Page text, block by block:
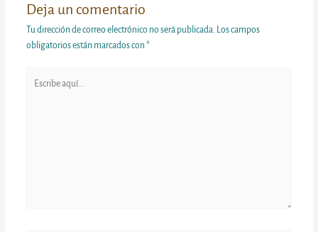
Deja un comentario
Tu dirección de correo electrónico no será publicada.
Los campos
obligatorios están marcados con *